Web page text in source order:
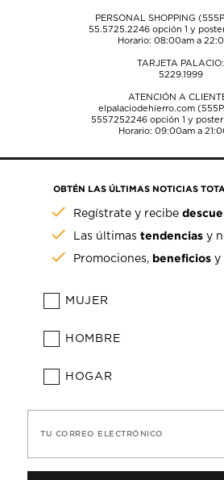
PERSONAL SHOPPING
55.5725.2246opción 1 y
Horario: 08:00am a
TARJETA PALACIO:
5229.1999
ATENCIÓN A
elpalaciodehierro.com
5557252246opción 1 y
Horario: 09:00am a
OBTÉN LAS ÚLTIMAS NOTICIAS
Regístrate y recibe
Las últimastendencias y
Promociones, beneficios y
MUJER
HOMBRE
HOGAR
TU CORREO ELECTRÓNICO